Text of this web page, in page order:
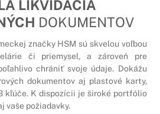
LIKVIDÁCIA
DOKUMENTOV
značky HSM sú skvelou voľbou
či priemysel, a zároveň pre
chrániť svoje údaje. Dokážu
dokumentov aj plastové karty,
kľúče. K dispozícii je široké portfólio
vaše požiadavky.